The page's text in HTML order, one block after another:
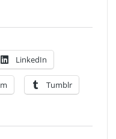
LinkedIn
Tumblr